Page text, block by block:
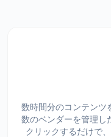
数時間分のコンテンツ
数のベンダーを管理し
クリックするだけで